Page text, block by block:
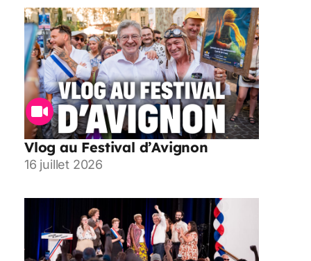
Vlog au Festival d’Avignon
16 juillet 2026